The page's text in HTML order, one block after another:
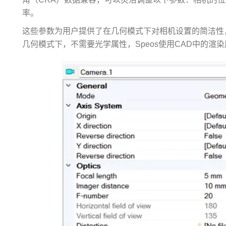
率。
这些参数为用户提供了在几何模式下对相机设置的简洁
几何模式下，不需要光学属性，Speos使用CAD中的渲